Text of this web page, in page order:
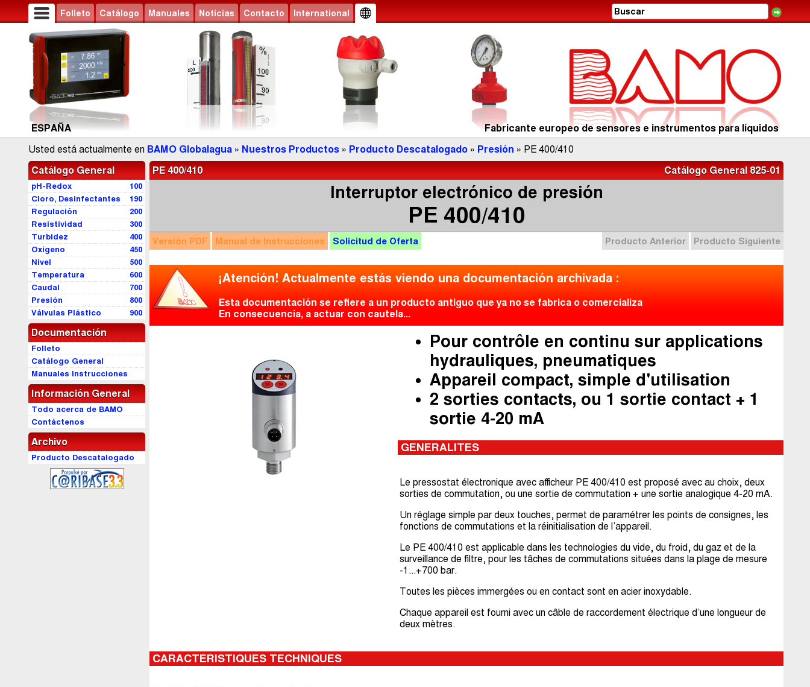
Folleto Catálogo Manuales Noticias Contacto International
ESPAÑA Fabricante europeo de sensores e instrumentos para líquidos
Usted está actualmente en BAMO Globalagua » Nuestros Productos » Producto Descatalogado » Presión » PE 400/410
Catálogo General
100
pH-Redox
190
Cloro, Desinfectantes
200
Regulación
300
Resistividad
400
Turbidez
450
Oxígeno
500
Nivel
600
Temperatura
700
Caudal
800
Presión
900
Válvulas Plástico
Documentación
Folleto
Catálogo General
Manuales Instrucciones
Información General
Todo acerca de BAMO
Contáctenos
Archivo
Producto Descatalogado
Catálogo General 825-01
PE 400/410
Interruptor electrónico de presión
PE 400/410
Producto Anterior Producto Siguiente
Versión PDF Manual de Instrucciones Solicitud de Oferta
¡Atención! Actualmente estás viendo una documentación archivada :
Esta documentación se refiere a un producto antiguo que ya no se fabrica o comercializa
En consecuencia, a actuar con cautela...
Pour contrôle en continu sur applications
hydrauliques, pneumatiques
Appareil compact, simple d'utilisation
2 sorties contacts, ou 1 sortie contact + 1
sortie 4-20 mA
GENERALITES
Le pressostat électronique avec afficheur PE 400/410 est proposé avec au choix, deux
sorties de commutation, ou une sortie de commutation + une sortie analogique 4-20 mA.
Un réglage simple par deux touches, permet de paramétrer les points de consignes, les
fonctions de commutations et la réinitialisation de l’appareil.
Le PE 400/410 est applicable dans les technologies du vide, du froid, du gaz et de la
surveillance de filtre, pour les tâches de commutations situées dans la plage de mesure
-1...+700 bar.
Toutes les pièces immergées ou en contact sont en acier inoxydable.
Chaque appareil est fourni avec un câble de raccordement électrique d’une longueur de
deux mètres.
CARACTERISTIQUES TECHNIQUES